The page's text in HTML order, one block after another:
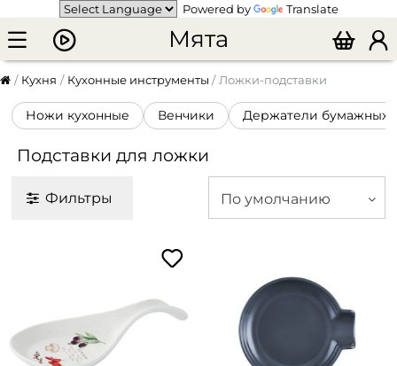
Powered by Translate
Мята
Кухня Кухонные инструменты Ложки-подставки
Ножи кухонные Венчики Держатели бумажных
Подставки для ложки
Фильтры По умолчанию